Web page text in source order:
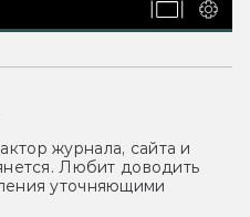
журнала, сайта и
Любит доводить
уточняющими